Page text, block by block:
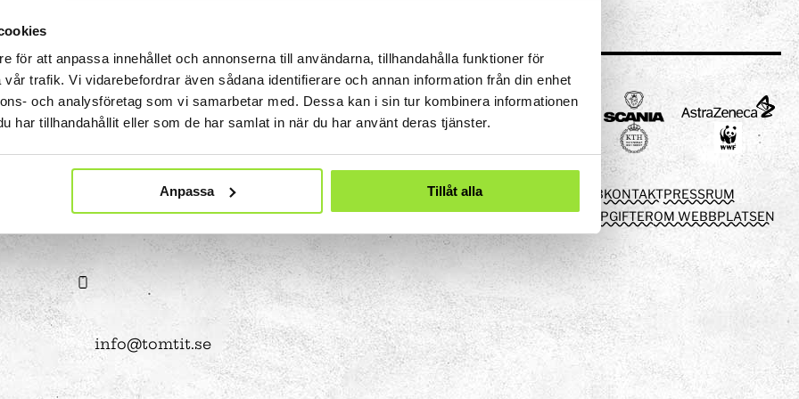
för att anpassa innehållet och annonserna till användarna, tillhandahålla funktioner för
trafik. Vi vidarebefordrar även sådana identifierare och annan information från din enhet
och analysföretag som vi samarbetar med. Dessa kan i sin tur kombinera informationen
har tillhandahållit eller som de har samlat in när du har använt deras tjänster.
Anpassa Tillåt alla
Hitta hit
Tillgänglighet
Fritidsaktiviteter
målen
Eventlokaler
Mindre konferensrum
Medelstora konferensrum
Stora konferensrum
Anpassade skolformer
Jobba med oss
Om webbplatsen
Partner
Bli partner
Projektpartner
Att vara sponsor
Våra samarbetsområden
Insamlingsstiftelse
Att göra i Stockholm med barn | Tom Tits Experiment
info@tomtit.se
OM TOM TITS LEDIGA JOBBKONTAKTPRESSRUM
TOM TITS FÖRSKOLAPERSONUPPGIFTEROM WEBBPLATSEN